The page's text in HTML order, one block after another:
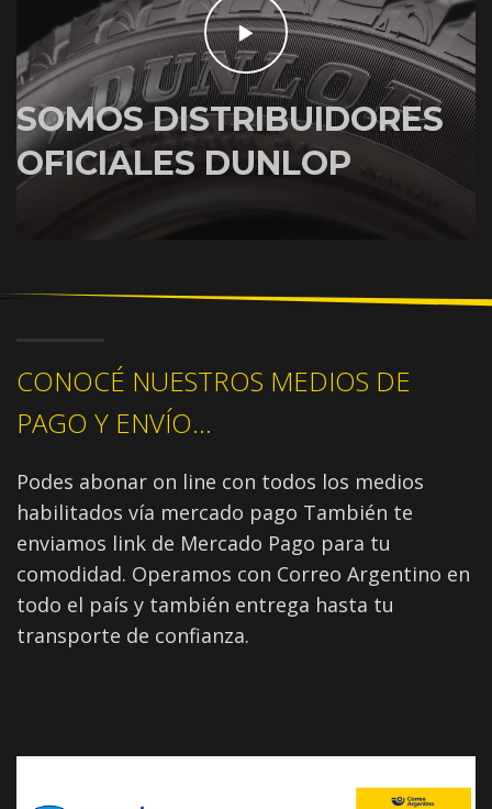
SOMOS DISTRIBUIDORES
OFICIALES DUNLOP
CONOCÉ NUESTROS MEDIOS DE
PAGO Y ENVÍO...
Podes abonar on line con todos los medios
habilitados vía mercado pago También te
enviamos link de Mercado Pago para tu
comodidad. Operamos con Correo Argentino en
todo el país y también entrega hasta tu
transporte de confianza.